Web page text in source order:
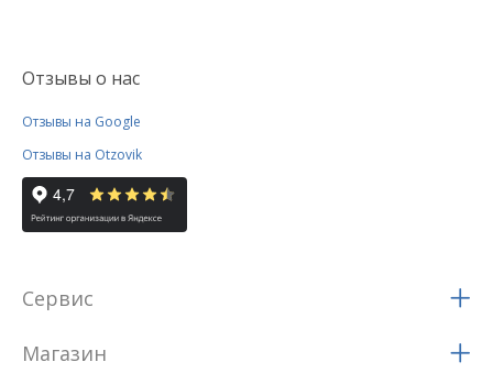
Отзывы о нас
Отзывы на Google
Отзывы на Otzovik
Сервис
Магазин